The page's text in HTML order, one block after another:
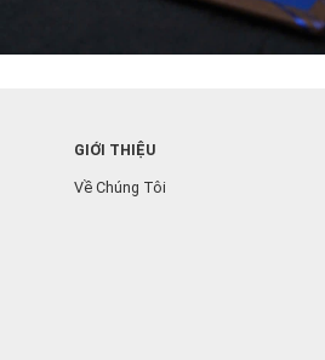
GIỚI THIỆU
Về Chúng Tôi